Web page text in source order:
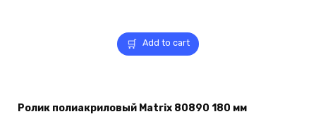
Add to cart
Ролик полиакриловый Matrix 80890 180 мм